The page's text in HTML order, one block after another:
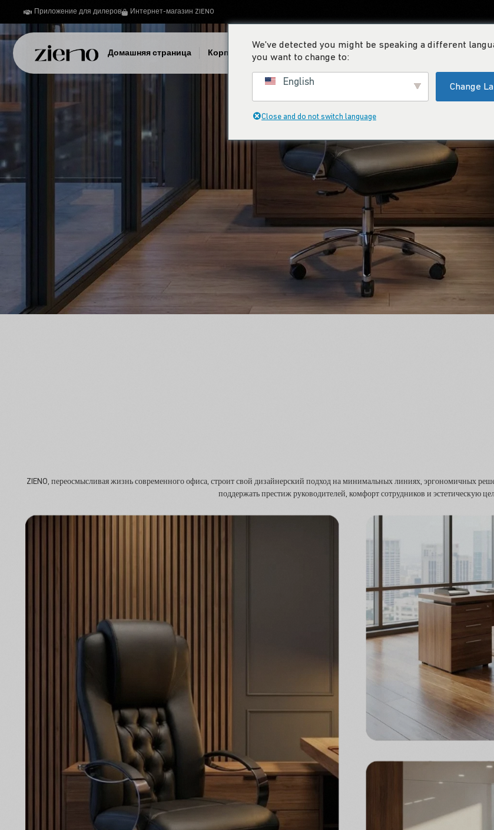
Приложение для дилеров Интернет-магазин ZIENO
Домашняя страница Корпоративный Наши продукты
ZIENO, переосмысливая жизнь современного офиса, строит свой дизайнерский подход на минимальных линиях, эргономичных
поддержать престиж руководителей, комфорт сотрудников и эстетическую
We've detected you might be speaking a different
you want to change to:
English Change
Close and do not switch language